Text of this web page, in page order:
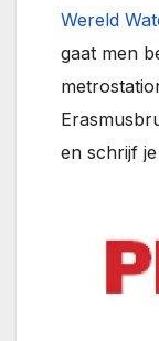
Wereld
gaat men
en schrijf